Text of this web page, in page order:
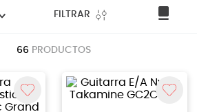
FILTRAR
66 PRODUCTOS